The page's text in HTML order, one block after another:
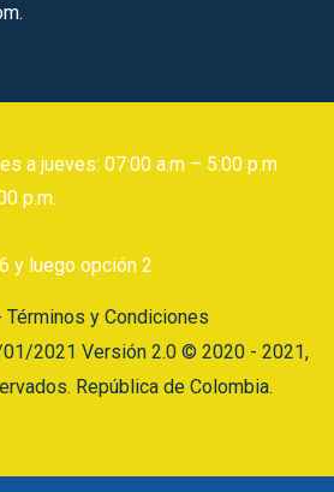
a jueves: 07:00 a.m – 5:00 p.m
p.m.
y luego opción 2
y Condiciones
2021 Versión 2.0 © 2020 - 2021,
República de Colombia.